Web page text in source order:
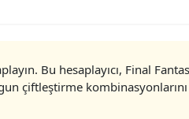
Bu hesaplayıcı, Final
çiftleştirme